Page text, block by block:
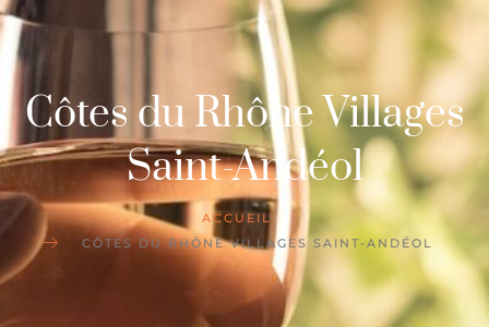
Côtes du Rhône Villages
Saint-Andéol
ACCUEIL
CÔTES DU RHÔNE VILLAGES SAINT-ANDÉOL